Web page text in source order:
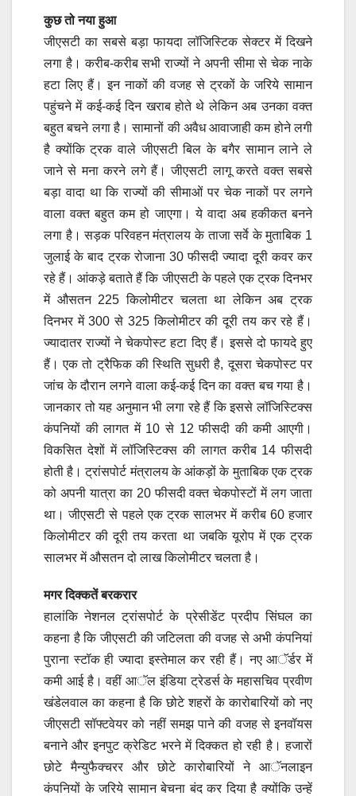
कुछ तो नया हुआ
जीएसटी का सबसे बड़ा फायदा लॉजिस्टिक सेक्टर में दिखने
लगा है। करीब-करीब सभी राज्यों ने अपनी सीमा से चेक नाके
हटा लिए हैं। इन नाकों की वजह से ट्रकों के जरिये सामान
पहुंचने में कई-कई दिन खराब होते थे लेकिन अब उनका वक्त
बहुत बचने लगा है। सामानों की अवैध आवाजाही कम होने लगी
है क्योंकि ट्रक वाले जीएसटी बिल के बगैर सामान लाने ले
जाने से मना करने लगे हैं। जीएसटी लागू करते वक्त सबसे
बड़ा वादा था कि राज्यों की सीमाओं पर चेक नाकों पर लगने
वाला वक्त बहुत कम हो जाएगा। ये वादा अब हकीकत बनने
लगा है। सड़क परिवहन मंत्रालय के ताजा सर्वे के मुताबिक 1
जुलाई के बाद ट्रक रोजाना 30 फीसदी ज्यादा दूरी कवर कर
रहे हैं। आंकड़े बताते हैं कि जीएसटी के पहले एक ट्रक दिनभर
में औसतन 225 किलोमीटर चलता था लेकिन अब ट्रक
दिनभर में 300 से 325 किलोमीटर की दूरी तय कर रहे हैं।
ज्यादातर राज्यों ने चेकपोस्ट हटा दिए हैं। इससे दो फायदे हुए
हैं। एक तो ट्रैफिक की स्थिति सुधरी है, दूसरा चेकपोस्ट पर
जांच के दौरान लगने वाला कई-कई दिन का वक्त बच गया है।
जानकार तो यह अनुमान भी लगा रहे हैं कि इससे लॉजिस्टिक्स
कंपनियों की लागत में 10 से 12 फीसदी की कमी आएगी।
विकसित देशों में लॉजिस्टिक्स की लागत करीब 14 फीसदी
होती है। ट्रांसपोर्ट मंत्रालय के आंकड़ों के मुताबिक एक ट्रक
को अपनी यात्रा का 20 फीसदी वक्त चेकपोस्टों में लग जाता
था। जीएसटी से पहले एक ट्रक सालभर में करीब 60 हजार
किलोमीटर की दूरी तय करता था जबकि यूरोप में एक ट्रक
सालभर में औसतन दो लाख किलोमीटर चलता है।
मगर दिक्कतें बरकरार
हालांकि नेशनल ट्रांसपोर्ट के प्रेसीडेंट प्रदीप सिंघल का
कहना है कि जीएसटी की जटिलता की वजह से अभी कंपनियां
पुराना स्टॉक ही ज्यादा इस्तेमाल कर रही हैं। नए आॅर्डर में
कमी आई है। वहीं आॅल इंडिया ट्रेडर्स के महासचिव प्रवीण
खंडेलवाल का कहना है कि छोटे शहरों के कारोबारियों को नए
जीएसटी सॉफ्टवेयर को नहीं समझ पाने की वजह से इनवॉयस
बनाने और इनपुट क्रेडिट भरने में दिक्कत हो रही है। हजारों
छोटे मैन्युफैक्चरर और छोटे कारोबारियों ने आॅनलाइन
कंपनियों के जरिये सामान बेचना बंद कर दिया है क्योंकि उन्हें